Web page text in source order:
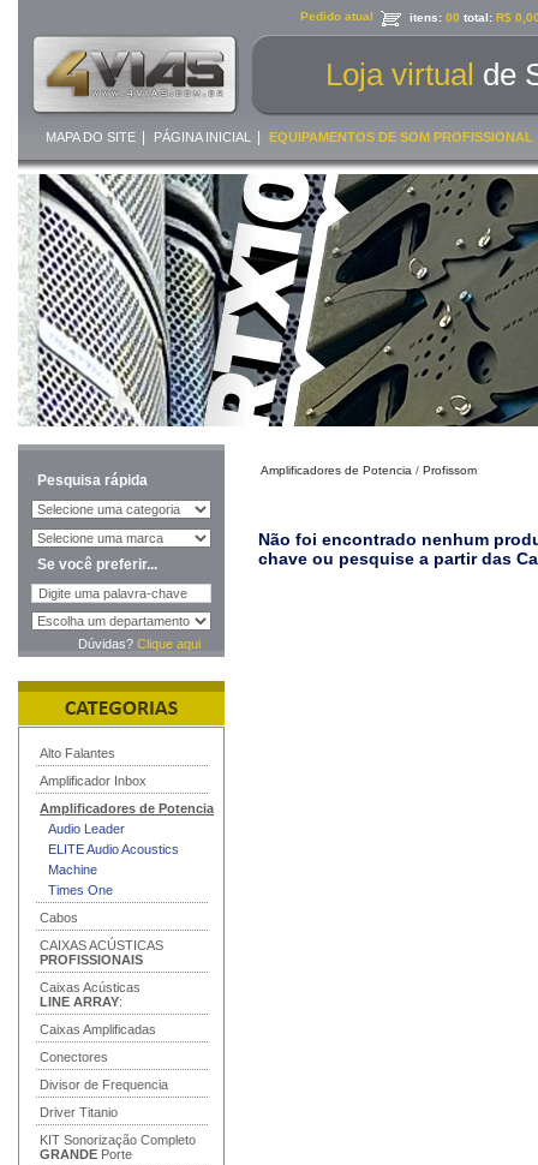
Pedido atual itens: 00 total: R$
Loja virtual de
MAPA DO SITE PÁGINA INICIAL EQUIPAMENTOS DE SOM PROFISSIONAL
Pesquisa rápida
Se você preferir...
Dúvidas? Clique aqui
Alto Falantes
Amplificador Inbox
Amplificadores de Potencia
Audio Leader
ELITE Audio Acoustics
Machine
Times One
Cabos
CAIXAS ACÚSTICAS
PROFISSIONAIS
Caixas Acústicas
LINE ARRAY:
Caixas Amplificadas
Conectores
Divisor de Frequencia
Driver Titanio
KIT Sonorização Completo
GRANDE Porte
Amplificadores de Potencia / Profissom
Não foi encontrado nenhum
chave ou pesquise a partir das